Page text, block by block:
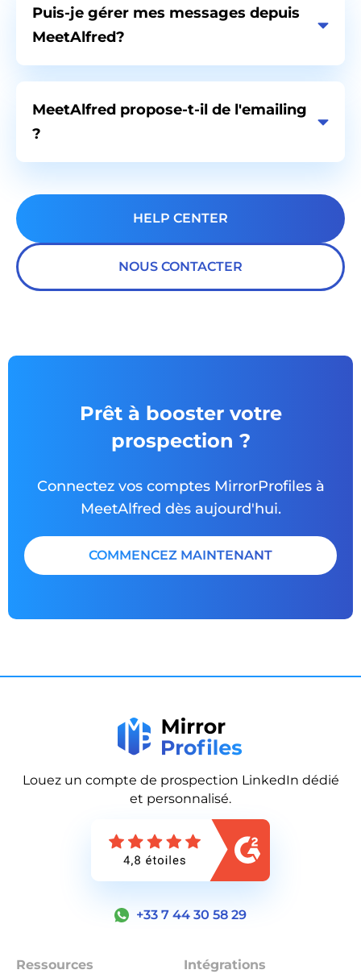
Puis-je gérer mes messages depuis
MeetAlfred?
MeetAlfred propose-t-il de l'emailing
?
HELP CENTER
NOUS CONTACTER
Prêt à booster votre
prospection ?
Connectez vos comptes MirrorProfiles à
MeetAlfred dès aujourd'hui.
COMMENCEZ MAINTENANT
Louez un compte de prospection LinkedIn dédié
et personnalisé.
+33 7 44 30 58 29
Ressources Intégrations